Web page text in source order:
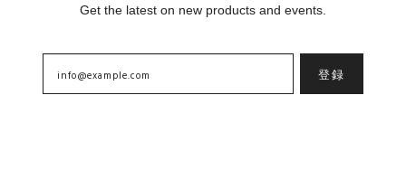
Get the latest on new products and events.
登録